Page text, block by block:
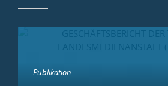
Publikation